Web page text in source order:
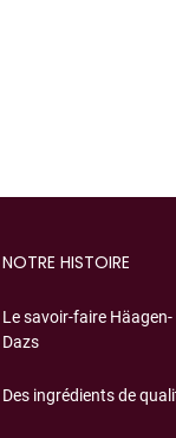
NOTRE HISTOIRE
Le savoir-faire Häagen-
Dazs
Des ingrédients de